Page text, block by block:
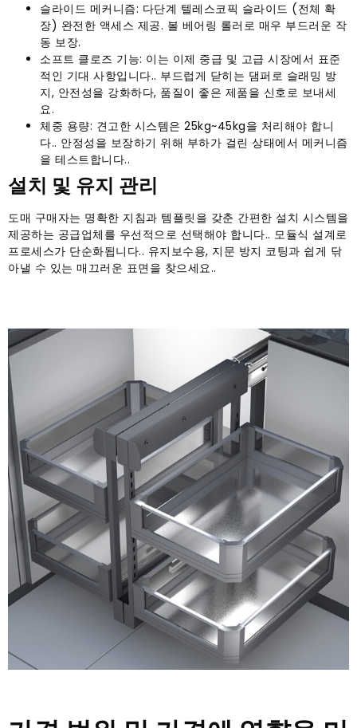
슬라이드 메커니즘: 다단계 텔레스코픽 슬라이드 (전체 확
장) 완전한 액세스 제공. 볼 베어링 롤러로 매우 부드러운 작
동 보장.
소프트 클로즈 기능: 이는 이제 중급 및 고급 시장에서 표준
적인 기대 사항입니다.. 부드럽게 닫히는 댐퍼로 슬래밍 방
지, 안전성을 강화하다, 품질이 좋은 제품을 신호로 보내세
요.
체중 용량: 견고한 시스템은 25kg~45kg을 처리해야 합니
다.. 안정성을 보장하기 위해 부하가 걸린 상태에서 메커니즘
을 테스트합니다..
설치 및 유지 관리
도매 구매자는 명확한 지침과 템플릿을 갖춘 간편한 설치 시스템을
제공하는 공급업체를 우선적으로 선택해야 합니다.. 모듈식 설계로
프로세스가 단순화됩니다.. 유지보수용, 지문 방지 코팅과 쉽게 닦
아낼 수 있는 매끄러운 표면을 찾으세요..